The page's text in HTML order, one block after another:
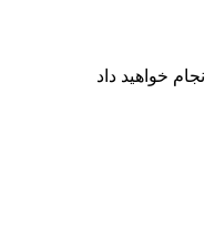
خواهید داد